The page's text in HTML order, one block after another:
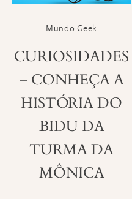
Mundo Geek
CURIOSIDADES
– CONHEÇA A
HISTÓRIA DO
BIDU DA
TURMA DA
MÔNICA